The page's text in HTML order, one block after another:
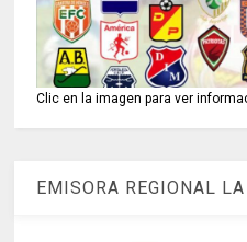
Clic en la imagen para ver
EMISORA REGIONAL